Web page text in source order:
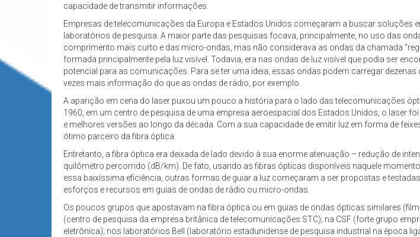
capacidade de transmitir informações.
Empresas de telecomunicações da Europa e Estados Unidos começaram a buscar soluções
laboratórios de pesquisa. A maior parte das pesquisas focava, principalmente, no uso das
comprimento mais curto e das micro-ondas, mas não considerava as ondas da chamada
formada principalmente pela luz visível. Todavia, era nas ondas de luz visível que podia ser
potencial para as comunicações. Para se ter uma ideia, essas ondas podem carregar dezenas
vezes mais informação do que as ondas de rádio, por exemplo.
A aparição em cena do laser puxou um pouco a história para o lado das telecomunicações
1960, em um centro de pesquisa de uma empresa aeroespacial dos Estados Unidos, o laser
e melhores versões ao longo da década. Com a sua capacidade de emitir luz em forma de
ótimo parceiro da fibra óptica.
Entretanto, a fibra óptica era deixada de lado devido à sua enorme atenuação – redução de
quilômetro percorrido (dB/km). De fato, usando as fibras ópticas disponíveis naquele
essa baixíssima eficiência, outras formas de guiar a luz começaram a ser propostas e
esforços e recursos em guias de ondas de rádio ou micro-ondas.
Os poucos grupos que apostavam na fibra óptica ou em guias de ondas ópticas similares
(centro de pesquisa da empresa britânica de telecomunicações STC); na CSF (forte grupo
eletrônica); nos laboratórios Bell (laboratório estadunidense de pesquisa industrial na época